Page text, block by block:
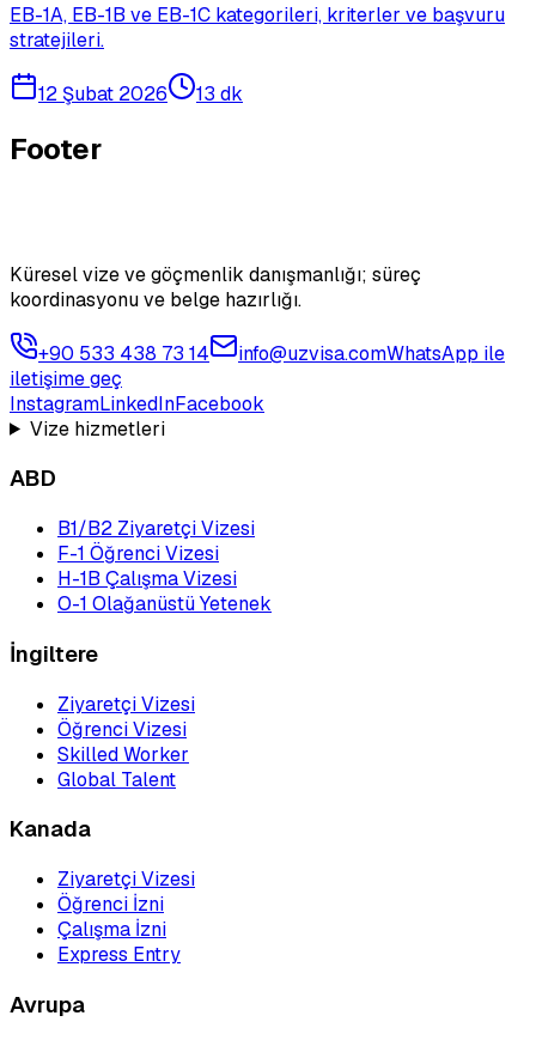
EB-1A, EB-1B ve EB-1C kategorileri, kriterler ve başvuru
stratejileri.
12 Şubat 2026 13 dk
Footer
Küresel vize ve göçmenlik danışmanlığı; süreç
koordinasyonu ve belge hazırlığı.
+90 533 438 73 14 info@uzvisa.comWhatsApp ile
iletişime geç
InstagramLinkedInFacebook
Vize hizmetleri
ABD
B1/B2 Ziyaretçi Vizesi
F-1 Öğrenci Vizesi
H-1B Çalışma Vizesi
O-1 Olağanüstü Yetenek
İngiltere
Ziyaretçi Vizesi
Öğrenci Vizesi
Skilled Worker
Global Talent
Kanada
Ziyaretçi Vizesi
Öğrenci İzni
Çalışma İzni
Express Entry
Avrupa